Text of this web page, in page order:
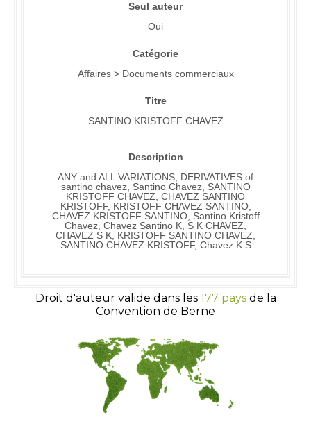
Seul auteur
Oui
Catégorie
Affaires > Documents commerciaux
Titre
SANTINO KRISTOFF CHAVEZ
Description
ANY and ALL VARIATIONS, DERIVATIVES of
santino chavez, Santino Chavez, SANTINO
KRISTOFF CHAVEZ, CHAVEZ SANTINO
KRISTOFF, KRISTOFF CHAVEZ SANTINO,
CHAVEZ KRISTOFF SANTINO, Santino Kristoff
Chavez, Chavez Santino K, S K CHAVEZ,
CHAVEZ S K, KRISTOFF SANTINO CHAVEZ,
SANTINO CHAVEZ KRISTOFF, Chavez K S
Droit d'auteur valide dans les 177 paysde la
Convention de Berne